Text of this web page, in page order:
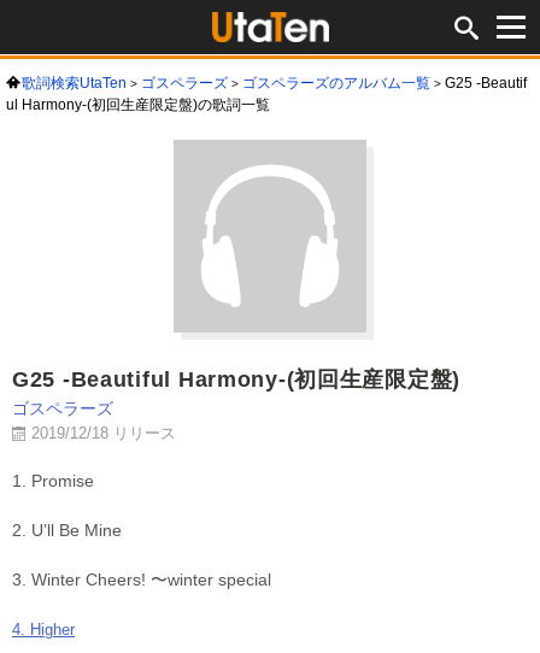
歌詞検索UtaTen ゴスペラーズ ゴスペラーズのアルバム一覧
G25 -Beautif
ul Harmony-(初回生産限定盤)の歌詞一覧
G25 -Beautiful Harmony-(初回生産限定盤)
ゴスペラーズ
2019/12/18 リリース
1. Promise
2. U’ll Be Mine
3. Winter Cheers! 〜winter special
4. Higher